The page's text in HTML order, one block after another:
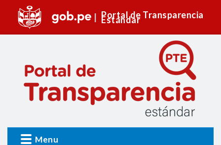
Portal de Transparencia
Estándar
Menu